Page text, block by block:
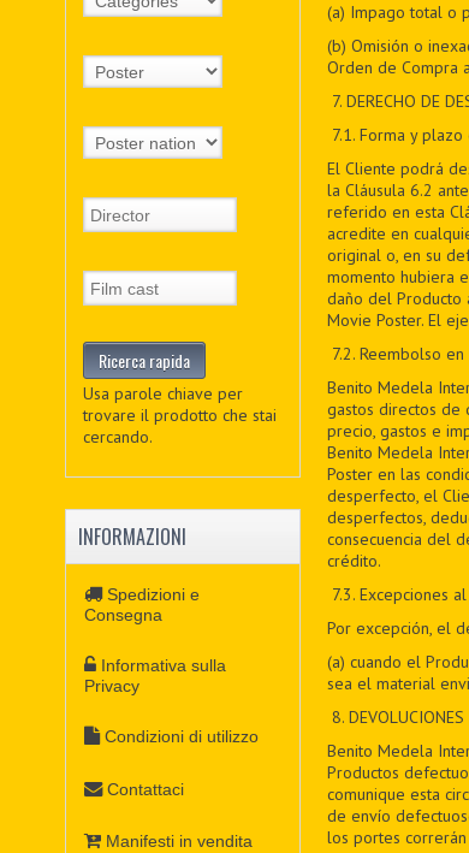
(a) Impago total o
(b) Omisión o
Orden de Compra
7. DERECHO DE
7.1. Forma y
El Cliente podrá
la Cláusula 6.2
referido en esta
acredite en
original o, en su
momento hubiera
daño del Producto
Movie Poster. El
7.2. Reembolso
Benito Medela
gastos directos de
precio, gastos e
Benito Medela
Poster en las
desperfecto, el
desperfectos,
consecuencia del
crédito.
7.3. Excepciones
Por excepción, el
(a) cuando el
sea el material
8. DEVOLUCIONES
Benito Medela
Productos
comunique esta
de envío
los portes
Usa parole chiave per
trovare il prodotto che stai
cercando.
INFORMAZIONI
Spedizioni e
Consegna
Informativa sulla
Privacy
Condizioni di utilizzo
Contattaci
Manifesti in vendita